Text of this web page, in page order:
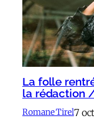
La folle
la rédaction
Romane Tirel7